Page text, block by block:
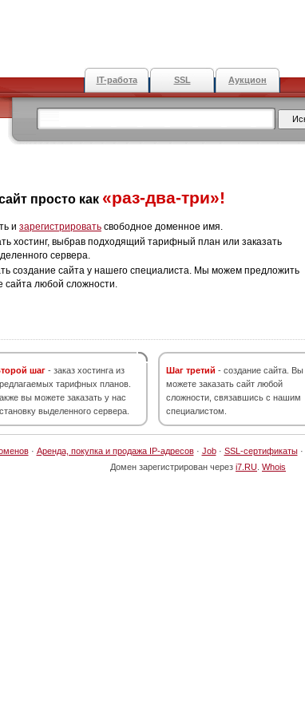
IT-работа SSL Аукцион
просто как «раз-два-три»!
и зарегистрировать свободное доменное имя.
хостинг, выбрав подходящий тарифный план или заказать
сервера.
создание сайта у нашего специалиста. Мы можем предложить
сайта любой сложности.
шаг - заказ хостинга из
тарифных планов.
вы можете заказать у нас
выделенного сервера.
Шаг третий - создание сайта. Вы
можете заказать сайт любой
сложности, связавшись с нашим
специалистом.
· Аренда, покупка и продажа IP-адресов· Job· SSL-сертификаты·
Домен зарегистрирован через i7.RU Whois